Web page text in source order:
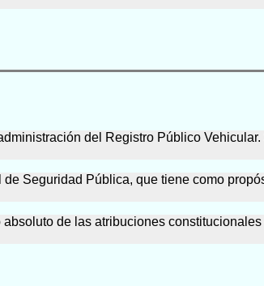
del Registro Público
Seguridad Pública, que tiene como
de las atribuciones